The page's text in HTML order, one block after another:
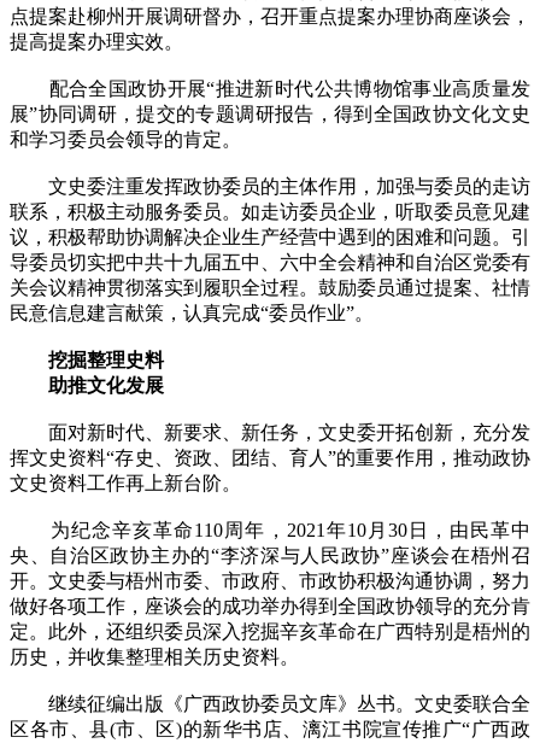
点提案赴柳州开展调研督办，召开重点提案办理协商座谈会，
提高提案办理实效。
配合全国政协开展“推进新时代公共博物馆事业高质量发
展”协同调研，提交的专题调研报告，得到全国政协文化文史
和学习委员会领导的肯定。
文史委注重发挥政协委员的主体作用，加强与委员的走访
联系，积极主动服务委员。如走访委员企业，听取委员意见建
议，积极帮助协调解决企业生产经营中遇到的困难和问题。引
导委员切实把中共十九届五中、六中全会精神和自治区党委有
关会议精神贯彻落实到履职全过程。鼓励委员通过提案、社情
民意信息建言献策，认真完成“委员作业”。
挖掘整理史料
助推文化发展
面对新时代、新要求、新任务，文史委开拓创新，充分发
挥文史资料“存史、资政、团结、育人”的重要作用，推动政协
文史资料工作再上新台阶。
为纪念辛亥革命110周年，2021年10月30日，由民革中
央、自治区政协主办的“李济深与人民政协”座谈会在梧州召
开。文史委与梧州市委、市政府、市政协积极沟通协调，努力
做好各项工作，座谈会的成功举办得到全国政协领导的充分肯
定。此外，还组织委员深入挖掘辛亥革命在广西特别是梧州的
历史，并收集整理相关历史资料。
继续征编出版《广西政协委员文库》丛书。文史委联合全
区各市、县(市、区)的新华书店、漓江书院宣传推广“广西政